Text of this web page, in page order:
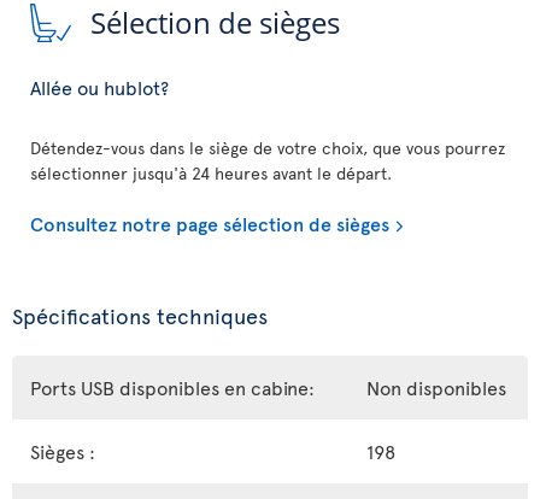
Sélection de sièges
Allée ou hublot?
Détendez-vous dans le siège de votre choix, que vous pourrez
sélectionner jusqu'à 24 heures avant le départ.
Consultez notre page sélection de sièges
Spécifications techniques
Ports USB disponibles en cabine: Non disponibles
Sièges : 198